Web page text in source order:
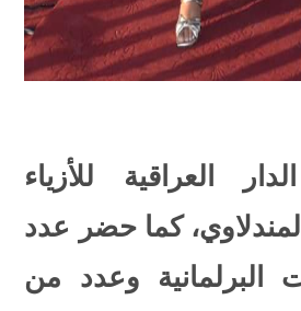
العراقية للأزياء
كما حضر عدد
وعدد من